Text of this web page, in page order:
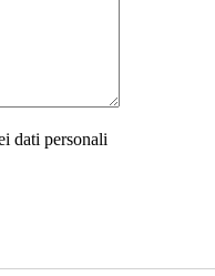
dati personali